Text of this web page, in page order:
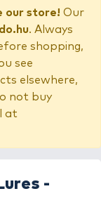
our store! Our
. Always
shopping,
see
elsewhere,
not buy
at
-